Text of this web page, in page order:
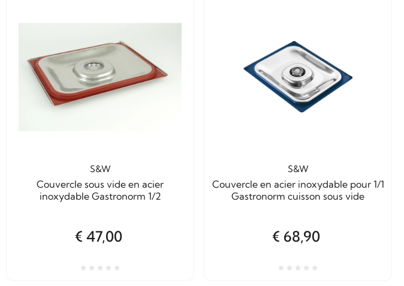
S&W
Couvercle sous vide en acier
inoxydable Gastronorm 1/2
€ 47,00
S&W
Couvercle en acier inoxydable pour 1/1
Gastronorm cuisson sous vide
€ 68,90